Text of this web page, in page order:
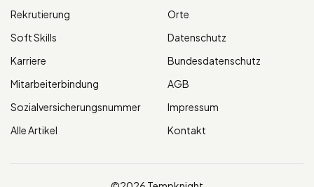
Rekrutierung
Soft Skills
Karriere
Mitarbeiterbindung
Sozialversicherungsnummer
Alle Artikel
Orte
Datenschutz
Bundesdatenschutz
AGB
Impressum
Kontakt